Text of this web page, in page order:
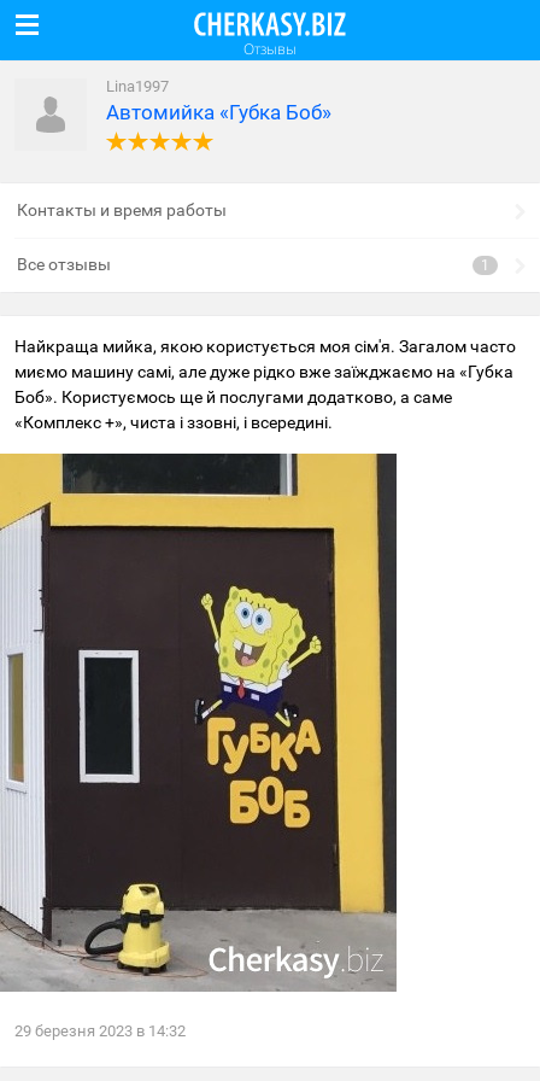
Отзывы
Lina1997
Автомийка «Губка Боб»
Контакты и время работы
Все отзывы
Найкраща мийка, якою користується моя сім'я. Загалом часто
миємо машину самі, але дуже рідко вже заїжджаємо на «Губка
Боб». Користуємось ще й послугами додатково, а саме
«Комплекс +», чиста і ззовні, і всередині.
29 березня 2023 в 14:32